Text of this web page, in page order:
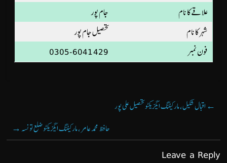
علاقے کا نام
جام پور
شہر کا نام
تحصیل جام پور
فون نمبر
0305-6041429
← اقبال شکیل، مارکیٹنگ ایگزیکٹو تحصیل علی پور
حافظ محمد عامر، مارکیٹنگ ایگزیکٹو ضلع تونسہ →
Leave a Reply